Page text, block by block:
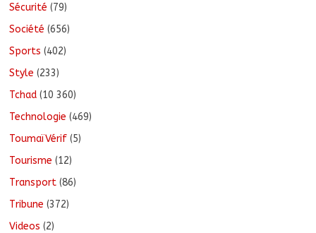
Sécurité (79)
Société (656)
Sports (402)
Style (233)
Tchad (10 360)
Technologie (469)
ToumaïVérif (5)
Tourisme (12)
Transport (86)
Tribune (372)
Videos (2)